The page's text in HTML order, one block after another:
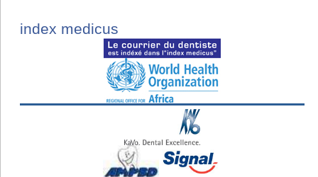
index medicus